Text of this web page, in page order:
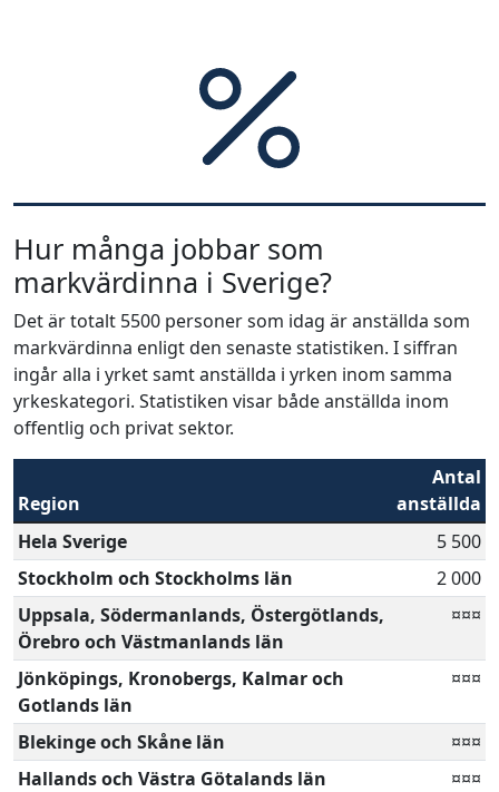
Hur många jobbar som
markvärdinna i Sverige?
Det är totalt 5500 personer som idag är anställda som
markvärdinna enligt den senaste statistiken. I siffran
ingår alla i yrket samt anställda i yrken inom samma
yrkeskategori. Statistiken visar både anställda inom
offentlig och privat sektor.
Region
Antal
anställda
Hela Sverige
5 500
Stockholm och Stockholms län
2 000
Uppsala, Södermanlands, Östergötlands,
Örebro och Västmanlands län
¤¤¤
Jönköpings, Kronobergs, Kalmar och
Gotlands län
¤¤¤
Blekinge och Skåne län
¤¤¤
Hallands och Västra Götalands län
¤¤¤